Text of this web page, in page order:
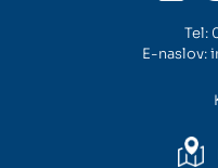
Tel:
E-naslov: